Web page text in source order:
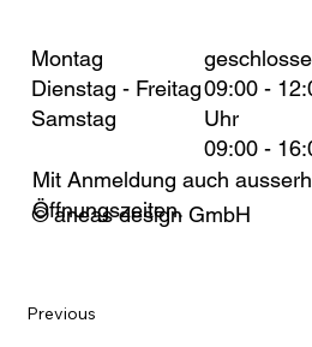
Previous
© aneas design GmbH
Mit Anmeldung auch
Öffnungszeiten.
09:00 -
Uhr
09:00 -
Montag
Dienstag - Freitag
Samstag